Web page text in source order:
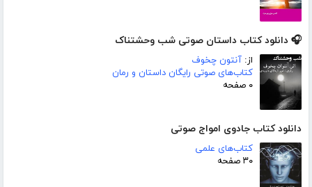
🎧 دانلود کتاب داستان صوتی شب وحشتناک
از: آنتون چخوف
کتاب‌های صوتی رایگان داستان و رمان
۰ صفحه
دانلود کتاب جادوی امواج صوتی
کتاب‌های علمی
۳۰ صفحه